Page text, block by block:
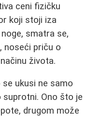
ceni fizičku
koji stoji iza
smatra se,
noseći priču o
života.
ukusi ne samo
Ono što je
drugom može